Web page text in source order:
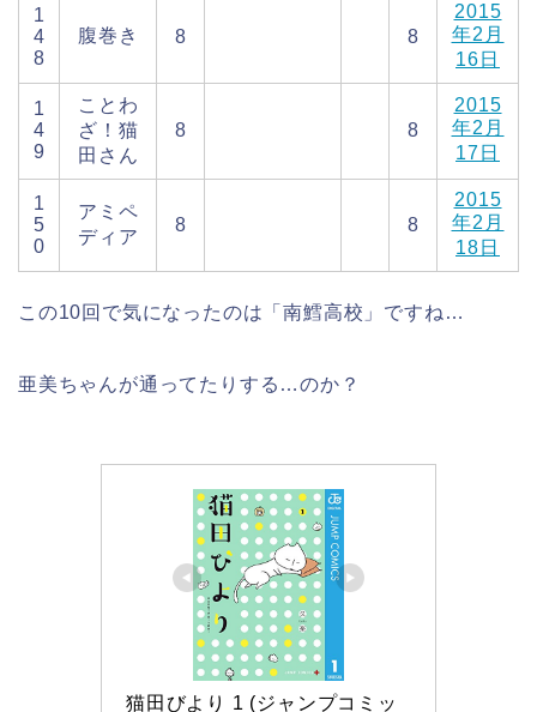
1
4
8
腹巻き 8 8
2015
年2月
16日
1
4
9
ことわ
ざ！猫
田さん
8 8
2015
年2月
17日
1
5
0
アミペ
ディア
8 8
2015
年2月
18日
この10回で気になったのは「南鱈高校」ですね…
亜美ちゃんが通ってたりする…のか？
猫田びより 1 (ジャンプコミッ